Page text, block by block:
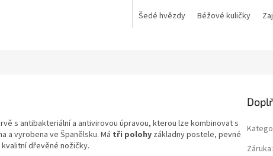
Šedé hvězdy
Béžové kuličky
s antibakteriální a antivirovou úpravou, kterou lze kombinovat s
a vyrobena ve Španělsku. Má tři polohyzákladny postele, pevné
dřevěné nožičky.
Záruka: